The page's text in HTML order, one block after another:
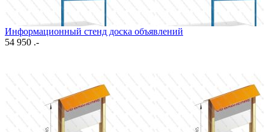
Информационный стенд доска объявлений
54 950 .-